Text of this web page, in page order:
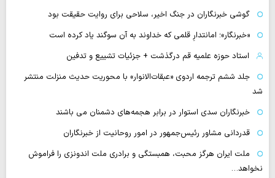
گوشی خبرنگاران در جنگ اخیر، سلاحی برای روایت حقیقت بود
«خبرنگار»؛ امانتدارِ قلمی که خداوند به آن سوگند یاد کرده است
استاد حوزه علمیه قم درگذشت + جزئیات تشییع و تدفین
جلد ششم ترجمه اردوی «عبقات‌الانوار» با محوریت حدیث منزلت منتشر
شد
خبرنگاران سدی استوار در برابر هجمه‌های دشمنان می باشند
قدردانی مشاور رئیس‌جمهور در امور روحانیت از خبرنگاران
ملت ایران هرگز محبت، همبستگی و برادری ملت اندونزی را فراموش
نخواهد…